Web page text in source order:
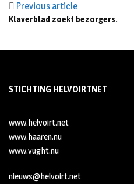
Previous article
Klaverblad zoekt bezorgers.
STICHTING HELVOIRTNET
www.helvoirt.net
www.haaren.nu
www.vught.nu
nieuws@helvoirt.net